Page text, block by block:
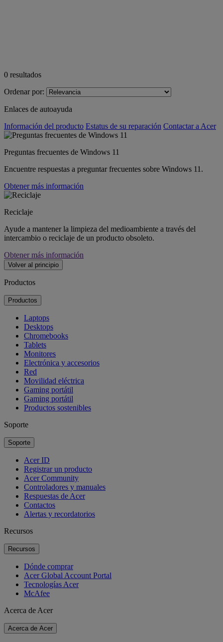
0 resultados
Ordenar por:
Enlaces de autoayuda
Información del producto Estatus de su reparación Contactar a Acer
Preguntas frecuentes de Windows 11
Encuentre respuestas a preguntar frecuentes sobre Windows 11.
Obtener más información
Reciclaje
Ayude a mantener la limpieza del medioambiente a través del
intercambio o reciclaje de un producto obsoleto.
Obtener más información
Volver al principio
Productos
Productos
Laptops
Desktops
Chromebooks
Tablets
Monitores
Electrónica y accesorios
Red
Movilidad eléctrica
Gaming portátil
Gaming portátil
Productos sostenibles
Soporte
Soporte
Acer ID
Registrar un producto
Acer Community
Controladores y manuales
Respuestas de Acer
Contactos
Alertas y recordatorios
Recursos
Recursos
Dónde comprar
Acer Global Account Portal
Tecnologías Acer
McAfee
Acerca de Acer
Acerca de Acer